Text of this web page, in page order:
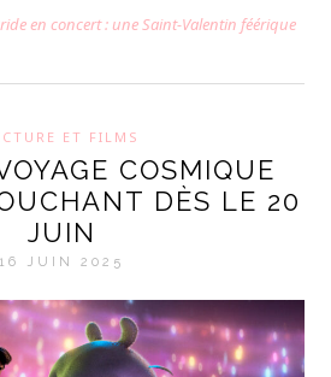
en concert : une Saint-Valentin féérique
ET FILMS
COSMIQUE
DÈS LE 20
JUIN
16 JUIN 2025